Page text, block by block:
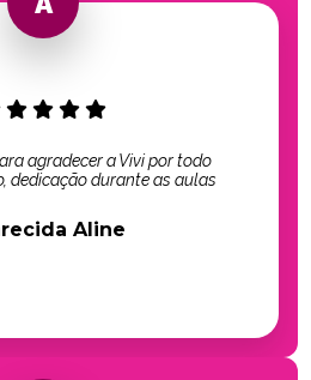
agradecer a Vivi por todo
dedicação durante as aulas
Aline